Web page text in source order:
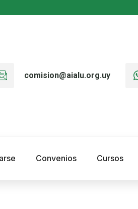
comision@aialu.org.uy
Convenios Cursos